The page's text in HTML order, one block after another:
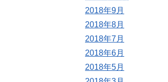
2018年9月
2018年8月
2018年7月
2018年6月
2018年5月